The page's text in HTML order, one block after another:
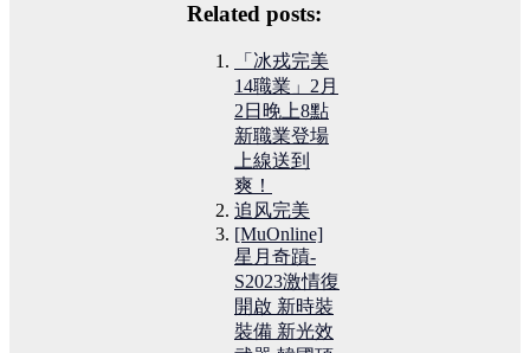
Related posts:
「冰戎完美
14職業」2月
2日晚上8點
新職業登場
上線送到
爽！
追风完美
[MuOnline]
星月奇蹟-
S2023激情復
開啟 新時裝
裝備 新光效